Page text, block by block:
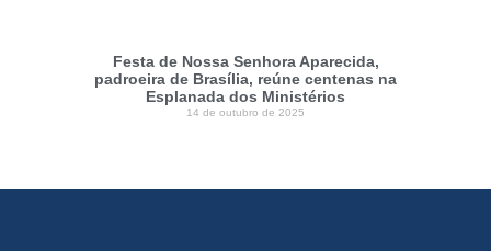
Festa de Nossa Senhora Aparecida,
padroeira de Brasília, reúne centenas na
Esplanada dos Ministérios
14 de outubro de 2025